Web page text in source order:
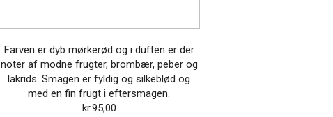
Farven er dyb mørkerød og i duften er der
noter af modne frugter, brombær, peber og
lakrids. Smagen er fyldig og silkeblød og
med en fin frugt i eftersmagen.
kr.95,00